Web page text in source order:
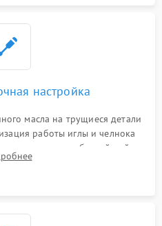
настройка
масла на трущиеся детали
работы иглы и челнока
высоты зубчатой рейки,
натяжителей верхней